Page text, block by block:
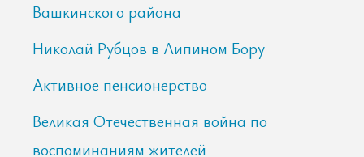
Вашкинского района
Николай Рубцов в Липином Бору
Активное пенсионерство
Великая Отечественная война по
воспоминаниям жителей